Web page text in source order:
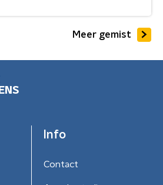
Meer gemist
Info
Contact